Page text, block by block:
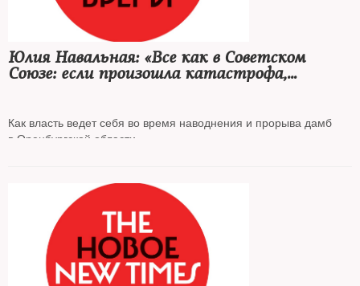
Юлия Навальная: «Все как в Советском
Союзе: если произошла катастрофа,
Как власть ведет себя во время наводнения и прорыва дамб
в Оренбургской области